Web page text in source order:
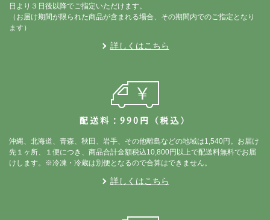
日より３日後以降でご指定いただけます。
（お届け期間が限られた商品が含まれる場合、その期間内でのご指定となり
ます）
詳しくはこちら
配送料：990円（税込）
沖縄、北海道、青森、秋田、岩手、その他離島などの地域は1,540円。お届け
先１ヶ所、１便につき、商品合計金額税込10,800円以上で配送料無料でお届
けします。※冷凍・冷蔵は別便となるので合算はできません。
詳しくはこちら